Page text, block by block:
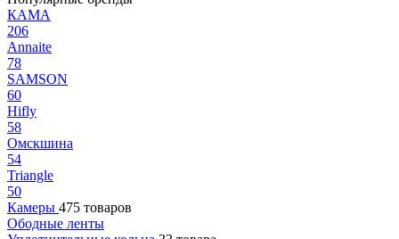
КАМА
206
Annaite
78
SAMSON
60
Hifly
58
Омскшина
54
Triangle
50
Камеры 475 товаров
Ободные ленты